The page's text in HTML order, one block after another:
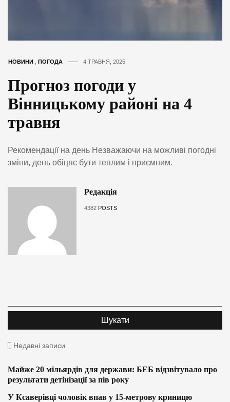
НОВИНИ ПОГОДА 4 ТРАВНЯ, 2025
Прогноз погоди у
Вінницькому районі на 4
травня
Рекомендації на день Незважаючи на можливі погодні
зміни, день обіцяє бути теплим і приємним.
Редакція
4382 POSTS
Недавні записи
Майже 20 мільярдів для держави: БЕБ відзвітувало про
результати детінізації за пів року
У Ксаверівці чоловік впав у 15-метрову криницю